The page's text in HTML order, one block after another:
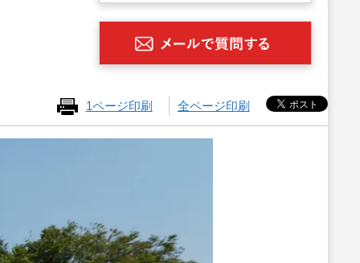
1ページ印刷 全ページ印刷